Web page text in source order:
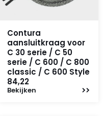
Contura
aansluitkraag voor
C 30 serie / C 50
serie / C 600 / C 800
classic / C 600 Style
84,22
Bekijken